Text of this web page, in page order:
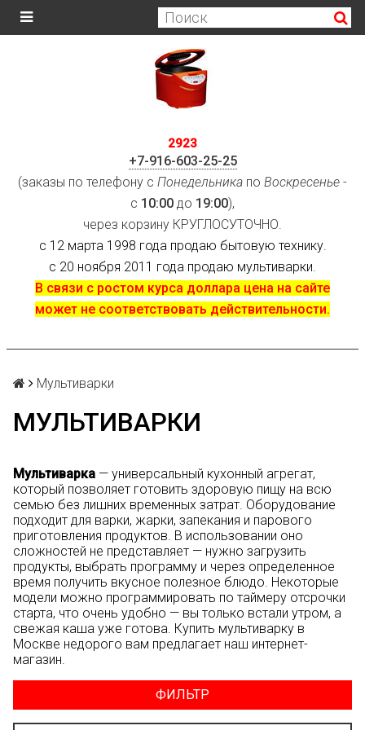
2923
+7-916-603-25-25
(заказы по телефону с Понедельника по Воскресенье -
с 10:00 до 19:00),
через корзину КРУГЛОСУТОЧНО.
с 12 марта 1998 года продаю бытовую технику.
с 20 ноября 2011 года продаю мультиварки.
В связи с ростом курса доллара цена на сайте
может не соответствовать действительности.
Мультиварки
МУЛЬТИВАРКИ
Мультиварка — универсальный кухонный агрегат,
который позволяет готовить здоровую пищу на всю
семью без лишних временных затрат. Оборудование
подходит для варки, жарки, запекания и парового
приготовления продуктов. В использовании оно
сложностей не представляет — нужно загрузить
продукты, выбрать программу и через определенное
время получить вкусное полезное блюдо. Некоторые
модели можно программировать по таймеру отсрочки
старта, что очень удобно — вы только встали утром, а
свежая каша уже готова. Купить мультиварку в
Москве недорого вам предлагает наш интернет-
магазин.
ФИЛЬТР